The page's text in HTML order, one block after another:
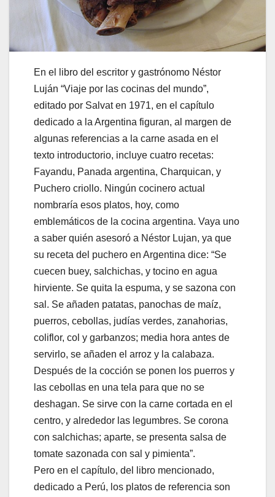
En el libro del escritor y gastrónomo Néstor
Luján “Viaje por las cocinas del mundo”,
editado por Salvat en 1971, en el capítulo
dedicado a la Argentina figuran, al margen de
algunas referencias a la carne asada en el
texto introductorio, incluye cuatro recetas:
Fayandu, Panada argentina, Charquican, y
Puchero criollo. Ningún cocinero actual
nombraría esos platos, hoy, como
emblemáticos de la cocina argentina. Vaya uno
a saber quién asesoró a Néstor Lujan, ya que
su receta del puchero en Argentina dice: “Se
cuecen buey, salchichas, y tocino en agua
hirviente. Se quita la espuma, y se sazona con
sal. Se añaden patatas, panochas de maíz,
puerros, cebollas, judías verdes, zanahorias,
coliflor, col y garbanzos; media hora antes de
servirlo, se añaden el arroz y la calabaza.
Después de la cocción se ponen los puerros y
las cebollas en una tela para que no se
deshagan. Se sirve con la carne cortada en el
centro, y alrededor las legumbres. Se corona
con salchichas; aparte, se presenta salsa de
tomate sazonada con sal y pimienta”.
Pero en el capítulo, del libro mencionado,
dedicado a Perú, los platos de referencia son